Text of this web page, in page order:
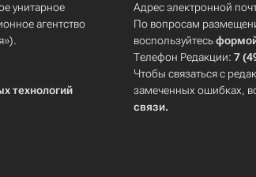
унитарное
агентство
технологий
Адрес электронной
По вопросам
воспользуйтесь
Телефон Редакции:7
Чтобы связаться с
замеченных ошибках,
связи.